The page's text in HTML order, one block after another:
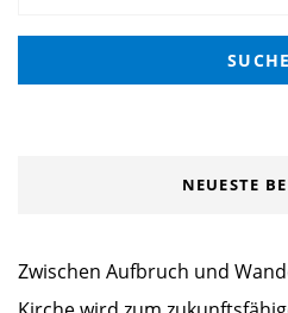
NEUESTE
Zwischen Aufbruch und